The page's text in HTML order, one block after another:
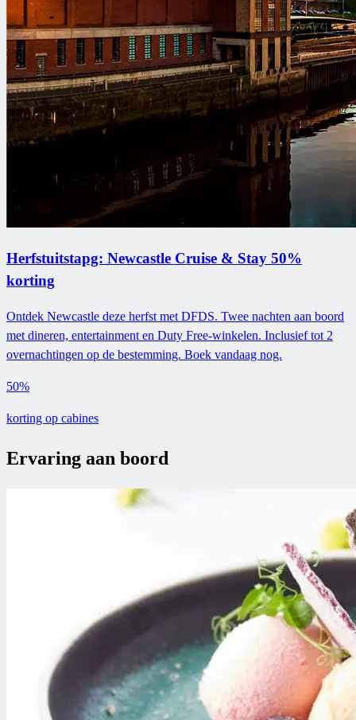
Herfstuitstapg: Newcastle Cruise & Stay 50%
korting
Ontdek Newcastle deze herfst met DFDS. Twee nachten aan boord
met dineren, entertainment en Duty Free-winkelen. Inclusief tot 2
overnachtingen op de bestemming. Boek vandaag nog.
50%
korting op cabines
Ervaring aan boord